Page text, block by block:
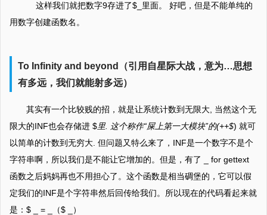
这样我们就把数字9存进了$_里面。 好吧，但是不能单纯的
用数字创建函数名。
To Infinity and beyond（引用自星际大战，意为…思想
有多远，我们就能射多远）
其实有一个比较贱的招，就是让系统计数到无限大, 当然这个无
限大的INF也会存储进 $里. 这个称作“屎上第一大模块”的(++$) 就可
以简单的计数到无穷大. 但问题又特么来了，INF是一个数字不是个
字符串啊，所以我们是不能让它增加的。但是，有了 _ for gettext
函数之后妈妈再也不用担心了。这个函数是相当碉堡的，它可以假
定我们的INF是个字符串然后回传给我们。所以现在的代码看起来就
是：$ _ = _（$ _）